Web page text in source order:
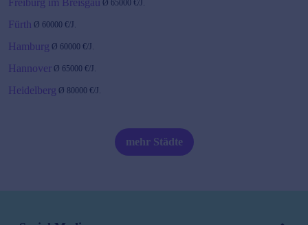
Freiburg im Breisgau Ø 65000 €/J.
Fürth Ø 60000 €/J.
Hamburg Ø 60000 €/J.
Hannover Ø 65000 €/J.
Heidelberg Ø 80000 €/J.
Magdeburg Ø 52000
mehr Städte